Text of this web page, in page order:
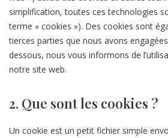
simplification, toutes ces technologies
terme « cookies »). Des cookies sont
tierces parties que nous avons
dessous, nous vous informons de
notre site web.
2. Que sont les cookies ?
Un cookie est un petit fichier simple